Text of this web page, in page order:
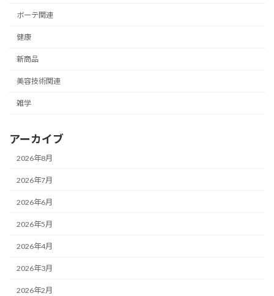
ボーテ関連
健康
新商品
美容技術関連
雑学
アーカイブ
2026年8月
2026年7月
2026年6月
2026年5月
2026年4月
2026年3月
2026年2月